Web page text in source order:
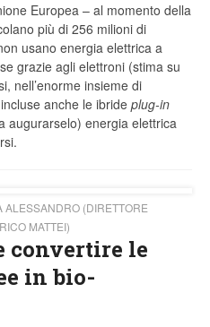
Europea – al momento della
più di 256 milioni di
usano energia elettrica a
grazie agli elettroni (stima su
nell’enorme insieme di
anche le ibride plug-in
augurarselo) energia elettrica
ALESSANDRO (DIRETTORE
MATTEI)
convertire le
in bio-